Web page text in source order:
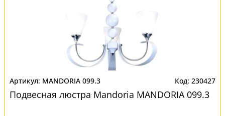
MANDORIA 099.3 230427
Подвесная люстра Mandoria MANDORIA 099.3